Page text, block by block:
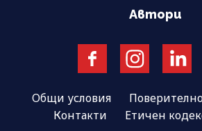
Автори
Общи условия
Контакти
Етичен